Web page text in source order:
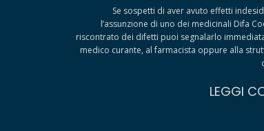
Se sospetti di aver avuto effetti
l’assunzione di uno dei medicinali Difa
riscontrato dei difetti puoi segnalarlo
medico curante, al farmacista oppure alla
LEGGI